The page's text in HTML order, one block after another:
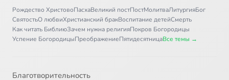
Рождество ХристовоПасхаВеликий постПостМолитваЛитургияБог
СвятостьО любвиХристианский бракВоспитание детейСмерть
Как читать БиблиюЗачем нужна религияПокров Богородицы
Успение БогородицыПреображениеПятидесятницаВсе темы →
Благотворительность